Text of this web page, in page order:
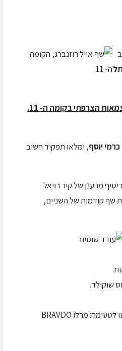
כרמי יוסף, ימלאו תפקיד חשוב
מרענן של קיר רויאל
שף קודמות של השניים,
שוקולד.
, יטעים ויסביר על יינות היקב. היינות שיוצעו לטעימה: מרלו BRAVDO